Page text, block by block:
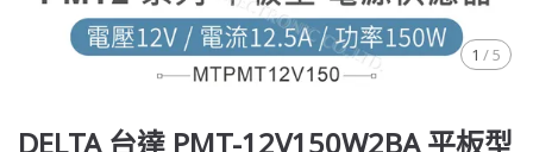
1 /5
DELTA 台達 PMT-12V150W2BA 平板型